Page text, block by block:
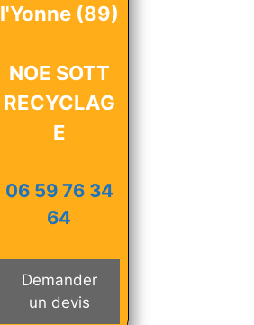
l'Yonne (89)
NOE SOTT
RECYCLAG
E
06 59 76 34
64
Demander
un devis